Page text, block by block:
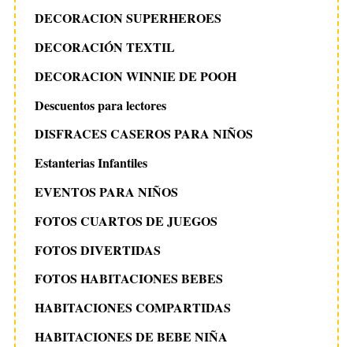
DECORACION SUPERHEROES
DECORACIÓN TEXTIL
DECORACION WINNIE DE POOH
Descuentos para lectores
DISFRACES CASEROS PARA NIÑOS
Estanterias Infantiles
EVENTOS PARA NIÑOS
FOTOS CUARTOS DE JUEGOS
FOTOS DIVERTIDAS
FOTOS HABITACIONES BEBES
HABITACIONES COMPARTIDAS
HABITACIONES DE BEBE NIÑA